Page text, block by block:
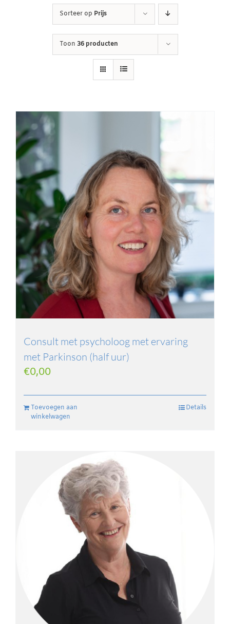
Sorteer op Prijs
Toon 36 producten
Consult met psycholoog met ervaring
met Parkinson (half uur)
€0,00
Toevoegen aan
winkelwagen
Details